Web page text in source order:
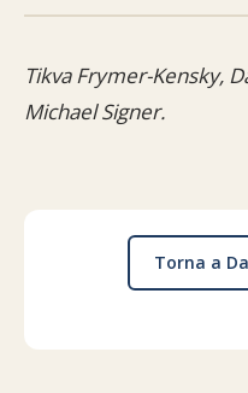
Tikva Frymer-Kensky,
Michael Signer.
Torna a